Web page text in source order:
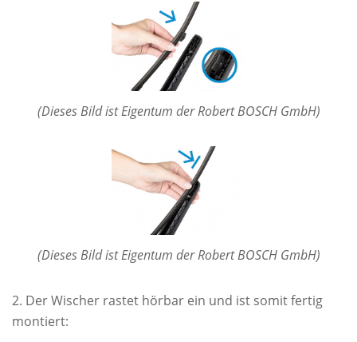
(Dieses Bild ist Eigentum der Robert BOSCH GmbH)
(Dieses Bild ist Eigentum der Robert BOSCH GmbH)
Der Wischer rastet hörbar ein und ist somit fertig
montiert: